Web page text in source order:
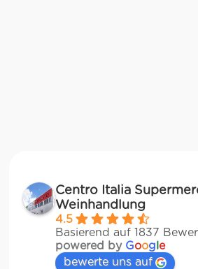
Centro Italia
Weinhandlung
4.5
Basierend auf 1837
powered by Google
bewerte uns auf